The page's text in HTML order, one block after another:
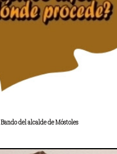
Bando del alcalde de Móstoles